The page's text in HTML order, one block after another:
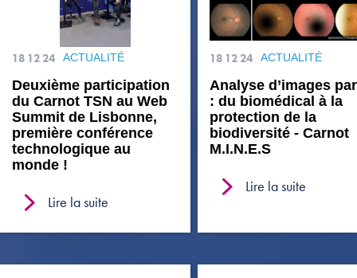
18 12 24 ACTUALITÉ
Deuxième participation
du Carnot TSN au Web
Summit de Lisbonne,
première conférence
technologique au
monde !
Lire la suite
18 12 24 ACTUALITÉ
Analyse d’images
: du biomédical à la
protection de la
biodiversité - Carnot
M.I.N.E.S
Lire la suite